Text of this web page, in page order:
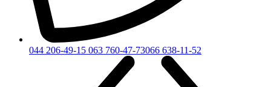
044 206-49-15 063 760-47-73066 638-11-52